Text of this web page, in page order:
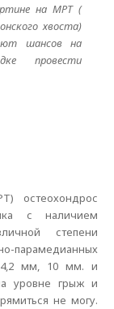
на МРТ (
хвоста)
шансов на
провести
остеохондрос
с наличием
степени
парамедианных
4,2 мм, 10 мм. и
уровне грыж и
не могу.